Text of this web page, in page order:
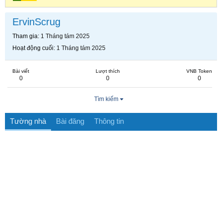
ErvinScrug
Tham gia 1 Tháng tám 2025
Hoạt động cuối 1 Tháng tám 2025
Bài viết
0
Lượt thích
0
VNB Token
0
Tìm kiếm
Tường nhà Bài đăng Thông tin